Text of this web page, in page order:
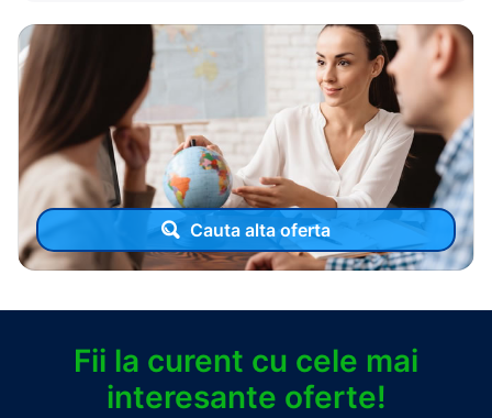
Cauta alta oferta
Fii la curent cu cele mai
interesante oferte!